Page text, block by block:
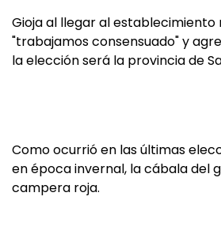
Gioja al llegar al establecimiento
"trabajamos consensuado" y
la elección será la provincia de
Como ocurrió en las últimas
en época invernal, la cábala del
campera roja.